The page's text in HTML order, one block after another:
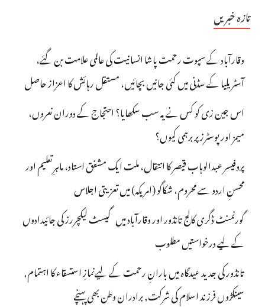
تازہ خبریں
وقارآباد کے سپوت رحمت پاشا انسانیت کی عالمی علامت بن گئے،
آسٹریلیا کے سڈنی میں کئی جانیں بچائیں، مستقل رہائش کا اعزاز حاصل
اس جین زی کو کس نے یہ سب سکھایا؟ احتجاج کے دوران نعروں،
میمز اور پوسٹرز پر برہمی کیوں؟
پروفیسر عبدالوہاب قیصر کا انتقال، ملت ایک مشفق استاد، ماہرِتعلیم اور
محسنِ اردو سے محروم، شکاگو (امریکہ) میں تعزیتی اجلاس
گورنمنٹ ڈگری کالج تانڈور اور وقارآباد میں گیسٹ لیکچررز کی جائیدادوں
کے لیے درخواستیں مطلوب
تانڈور کی جدید عیدگاہ میں بارانِ رحمت کے لیےنمازِ استسقاء کا اہتمام,
سینکڑوں فرزند اسلام کی شرکت, برادران وطن بھی پہنچے